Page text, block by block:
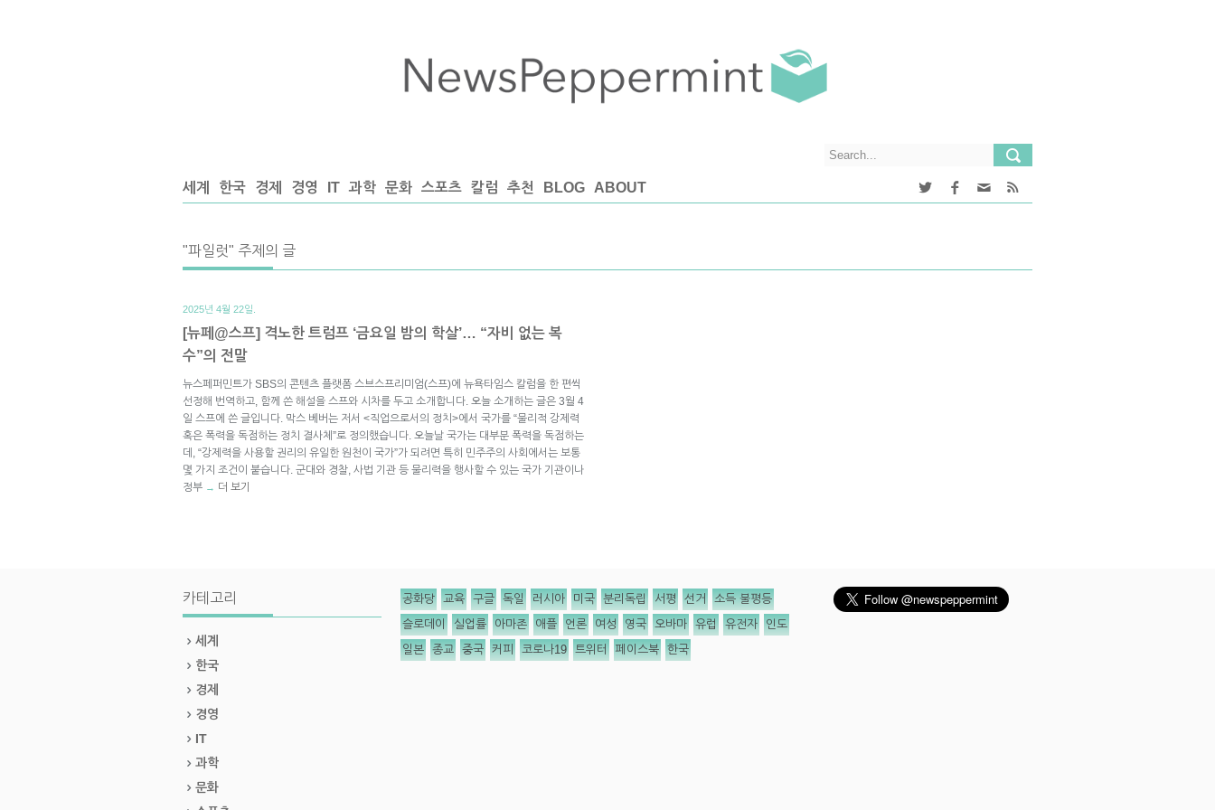
세계 한국 경제 경영 IT 과학 문화 스포츠 칼럼 추천 BLOG ABOUT
"파일럿" 주제의 글
2025년 4월 22일.
[뉴페@스프] 격노한 트럼프 ‘금요일 밤의 학살’… “자비 없는 복
수”의 전말
뉴스페퍼민트가 SBS의 콘텐츠 플랫폼 스브스프리미엄(스프)에 뉴욕타임스 칼럼을 한 편씩
선정해 번역하고, 함께 쓴 해설을 스프와 시차를 두고 소개합니다. 오늘 소개하는 글은 3월 4
일 스프에 쓴 글입니다. 막스 베버는 저서 <직업으로서의 정치>에서 국가를 “물리적 강제력
혹은 폭력을 독점하는 정치 결사체”로 정의했습니다. 오늘날 국가는 대부분 폭력을 독점하는
데, “강제력을 사용할 권리의 유일한 원천이 국가”가 되려면 특히 민주주의 사회에서는 보통
몇 가지 조건이 붙습니다. 군대와 경찰, 사법 기관 등 물리력을 행사할 수 있는 국가 기관이나
정부 → 더 보기
카테고리
세계
한국
경제
경영
IT
과학
문화
공화당 교육 구글 독일 러시아 미국 분리독립 서평 선거 소득 불평등
슬로데이 실업률 아마존 애플 언론 여성 영국 오바마 유럽 유전자 인도
일본 종교 중국 커피 코로나19 트위터 페이스북 한국